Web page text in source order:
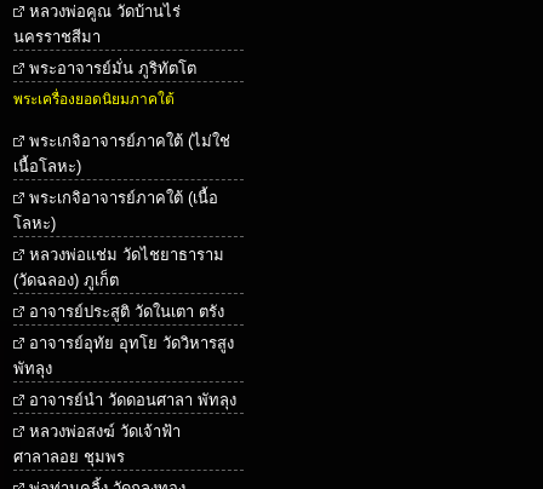
หลวงพ่อคูณ วัดบ้านไร่
นครราชสีมา
พระอาจารย์มั่น ภูริทัตโต
พระเครื่องยอดนิยมภาคใต้
พระเกจิอาจารย์ภาคใต้ (ไม่ใช่
เนื้อโลหะ)
พระเกจิอาจารย์ภาคใต้ (เนื้อ
โลหะ)
หลวงพ่อแช่ม วัดไชยาธาราม
(วัดฉลอง) ภูเก็ต
อาจารย์ประสูติ วัดในเตา ตรัง
อาจารย์อุทัย อุทโย วัดวิหารสูง
พัทลุง
อาจารย์นำ วัดดอนศาลา พัทลุง
หลวงพ่อสงฆ์ วัดเจ้าฟ้า
ศาลาลอย ชุมพร